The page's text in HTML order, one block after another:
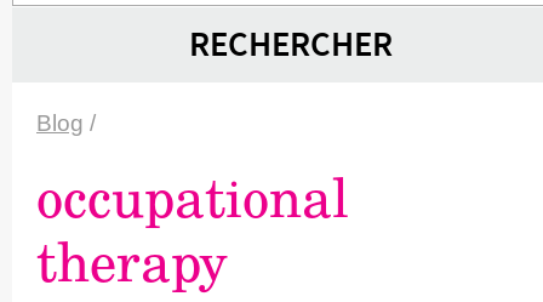
RECHERCHER
Blog /
occupational
therapy